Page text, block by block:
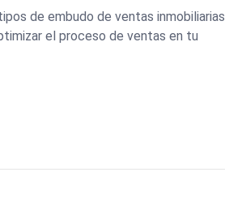
de embudo de ventas inmobiliarias
el proceso de ventas en tu